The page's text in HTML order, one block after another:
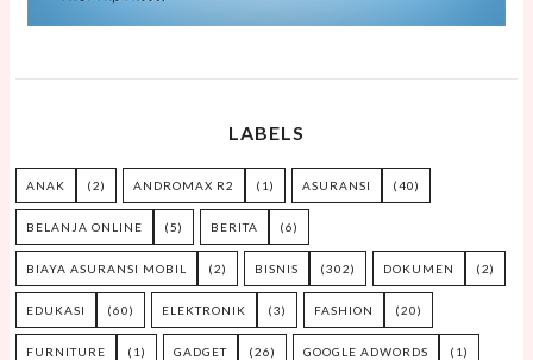
LABELS
ANAK (2) ANDROMAX R2 (1) ASURANSI (40)
BELANJA ONLINE (5) BERITA (6)
BIAYA ASURANSI MOBIL (2) BISNIS (302) DOKUMEN (2)
EDUKASI (60) ELEKTRONIK (3) FASHION (20)
FURNITURE (1) GADGET (26) GOOGLE ADWORDS (1)